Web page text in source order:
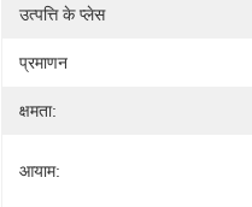
उत्पत्ति के प्लेस
प्रमाणन
क्षमता:
आयाम: